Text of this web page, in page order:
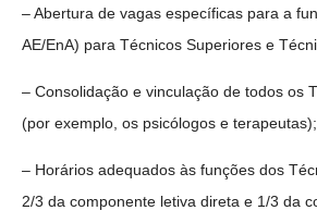
– Abertura de vagas específicas para a
AE/EnA) para Técnicos Superiores e
– Consolidação e vinculação de todos os
(por exemplo, os psicólogos e terapeutas);
– Horários adequados às funções dos
2/3 da componente letiva direta e 1/3 da